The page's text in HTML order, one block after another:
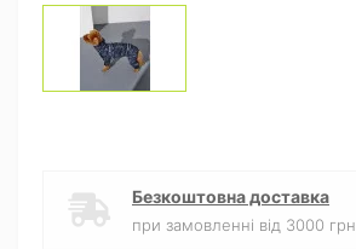
Безкоштовна доставка
при замовленні від 3000 грн.